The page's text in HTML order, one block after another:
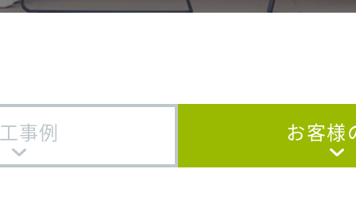
事例 お客様